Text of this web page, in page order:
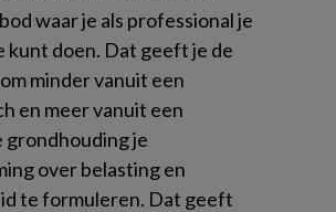
waar je als professional je
kunt doen. Dat geeft je de
minder vanuit een
en meer vanuit een
je
over belasting en
te formuleren. Dat geeft